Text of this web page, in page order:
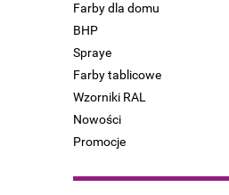
Farby dla domu
BHP
Spraye
Farby tablicowe
Wzorniki RAL
Nowości
Promocje